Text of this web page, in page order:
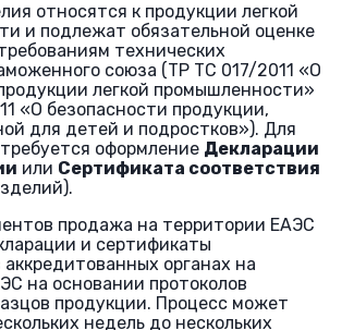
относятся к продукции легкой
и подлежат обязательной оценке
технических
союза (ТР ТС 017/2011 «О
легкой промышленности»
«О безопасности продукции,
для детей и подростков»). Для
оформление Декларации
или Сертификата соответствия
продажа на территории ЕАЭС
и сертификаты
органах на
на основании протоколов
продукции. Процесс может
недель до нескольких